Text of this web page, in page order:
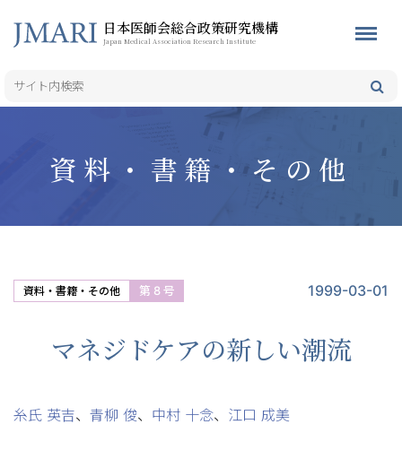
日本医師会総合政策研究機構
Japan Medical Association Research Institute
資料・書籍・その他
資料・書籍・その他 第 8 号 1999-03-01
マネジドケアの新しい潮流
糸氏 英吉、 青柳 俊、 中村 十念、 江口 成美